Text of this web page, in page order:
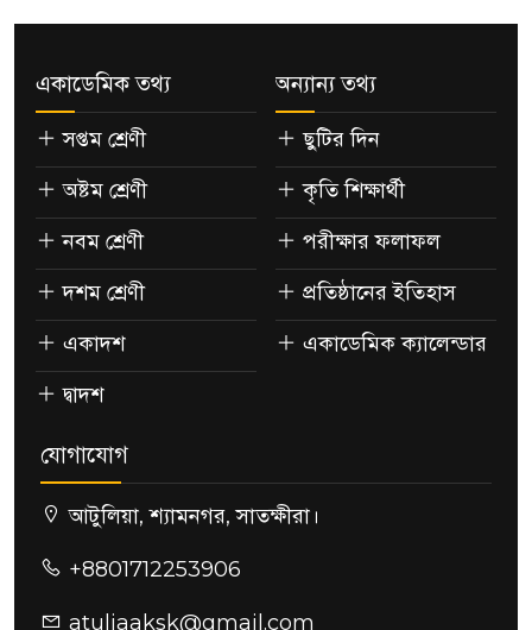
একাডেমিক তথ্য
সপ্তম শ্রেণী
অষ্টম শ্রেণী
নবম শ্রেণী
দশম শ্রেণী
একাদশ
দ্বাদশ
অন্যান্য তথ্য
ছুটির দিন
কৃতি শিক্ষার্থী
পরীক্ষার ফলাফল
প্রতিষ্ঠানের ইতিহাস
একাডেমিক ক্যালেন্ডার
যোগাযোগ
আটুলিয়া, শ্যামনগর, সাতক্ষীরা।
+8801712253906
atuliaaksk@gmail.com